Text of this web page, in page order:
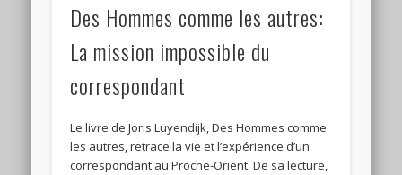
Des Hommes comme les autres:
La mission impossible du
correspondant
Le livre de Joris Luyendijk, Des Hommes comme
les autres, retrace la vie et l’expérience d’un
correspondant au Proche-Orient. De sa lecture,